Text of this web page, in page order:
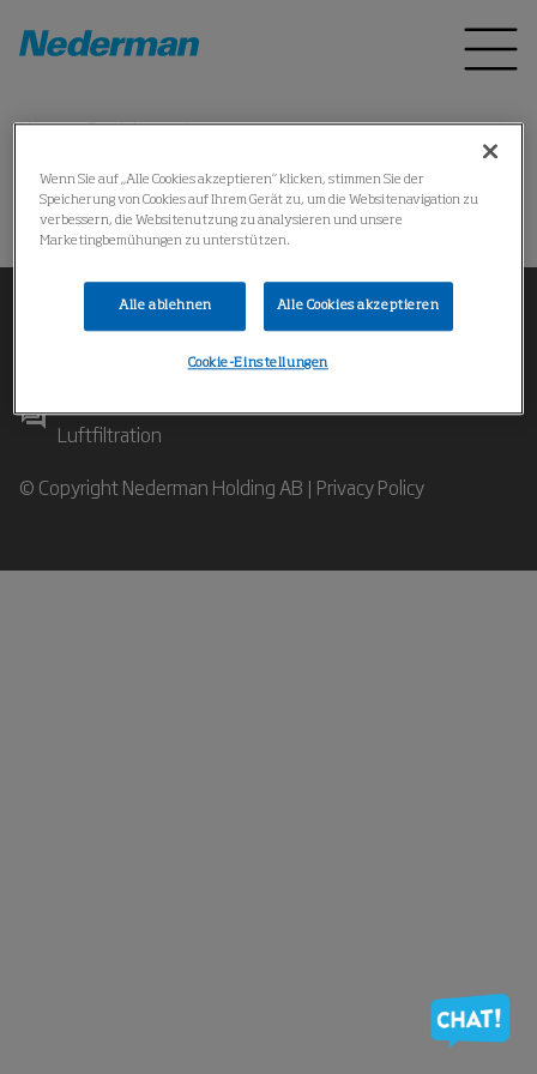
Home Produkte *
Produkt nicht gefunden
Luftfiltration
© Copyright Nederman Holding AB | Privacy Policy
Wenn Sie auf „Alle Cookies akzeptieren“ klicken, stimmen Sie der
Speicherung von Cookies auf Ihrem Gerät zu, um die Websitenavigation zu
verbessern, die Websitenutzung zu analysieren und unsere
Marketingbemühungen zu unterstützen.
Alle ablehnen Alle Cookies akzeptieren
Cookie-Einstellungen